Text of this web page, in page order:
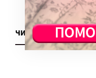
ЧИТАТЬ ЕЩЕ